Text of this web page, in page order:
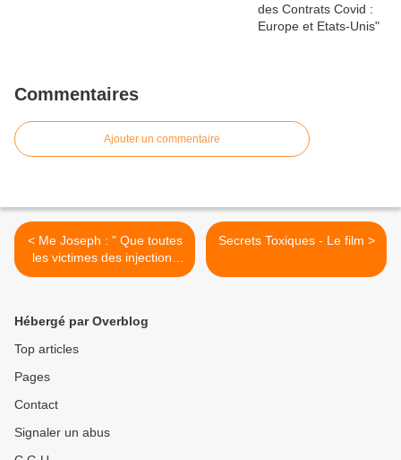
Commentaires
Ajouter un commentaire
< Me Joseph : " Que toutes
les victimes des injections
covid se manifestent
Secrets Toxiques - Le film >
Hébergé par Overblog
Top articles
Pages
Contact
Signaler un abus